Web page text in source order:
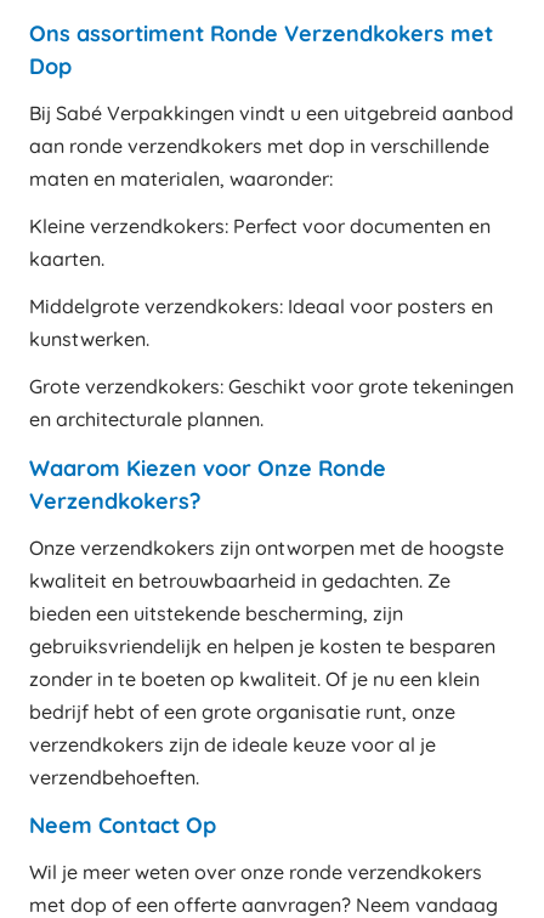
Ons assortiment Ronde Verzendkokers met
Dop
Bij Sabé Verpakkingen vindt u een uitgebreid aanbod
aan ronde verzendkokers met dop in verschillende
maten en materialen, waaronder:
Kleine verzendkokers: Perfect voor documenten en
kaarten.
Middelgrote verzendkokers: Ideaal voor posters en
kunstwerken.
Grote verzendkokers: Geschikt voor grote tekeningen
en architecturale plannen.
Waarom Kiezen voor Onze Ronde
Verzendkokers?
Onze verzendkokers zijn ontworpen met de hoogste
kwaliteit en betrouwbaarheid in gedachten. Ze
bieden een uitstekende bescherming, zijn
gebruiksvriendelijk en helpen je kosten te besparen
zonder in te boeten op kwaliteit. Of je nu een klein
bedrijf hebt of een grote organisatie runt, onze
verzendkokers zijn de ideale keuze voor al je
verzendbehoeften.
Neem Contact Op
Wil je meer weten over onze ronde verzendkokers
met dop of een offerte aanvragen? Neem vandaag